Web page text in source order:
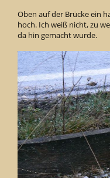
Oben auf der Brücke ein
hoch. Ich weiß nicht, zu
da hin gemacht wurde.